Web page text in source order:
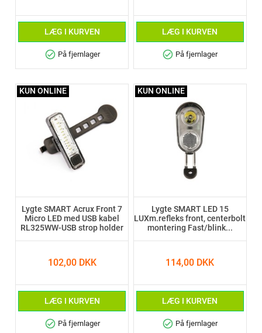
LÆG I KURVEN
check_circle På fjernlager
LÆG I KURVEN
check_circle På fjernlager
Lygte SMART Acrux Front 7
Micro LED med USB kabel
RL325WW-USB strop holder
102,00 DKK
LÆG I KURVEN
check_circle På fjernlager
KUN ONLINE
Lygte SMART LED 15
LUXm.refleks front, centerbolt
montering Fast/blink...
114,00 DKK
LÆG I KURVEN
check_circle På fjernlager
KUN ONLINE